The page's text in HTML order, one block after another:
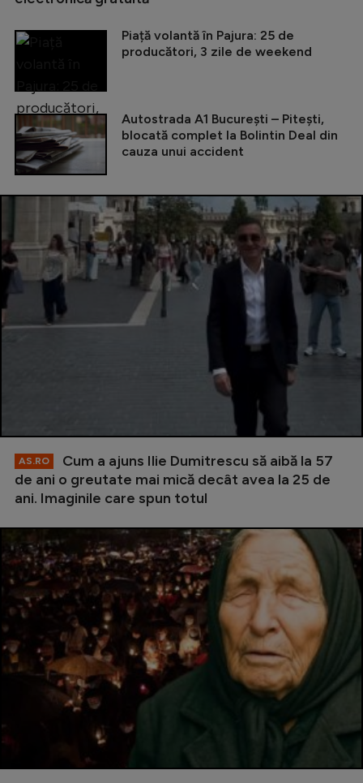
Piață volantă în Pajura: 25 de
producători, 3 zile de weekend
Autostrada A1 București – Pitești,
blocată complet la Bolintin Deal din
cauza unui accident
AS.RO
Cum a ajuns Ilie Dumitrescu să aibă la 57
de ani o greutate mai mică decât avea la 25 de
ani. Imaginile care spun totul